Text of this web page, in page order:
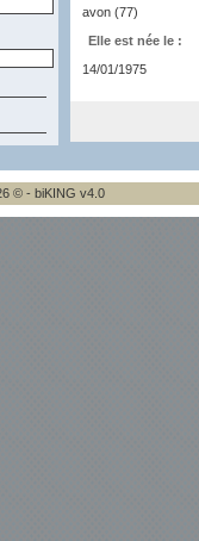
avon (77)
Elle est née le :
14/01/1975
© - biKING v4.0